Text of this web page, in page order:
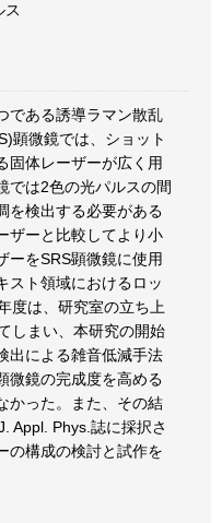
ス
である誘導ラマン散乱
顕微鏡では、ショット
固体レーザーが広く用
では2色の光パルスの間
を検出する必要がある
ザーと比較してより小
ーをSRS顕微鏡に使用
スト領域におけるロッ
度は、研究室の立ち上
しまい、本研究の開始
出による雑音低減手法
微鏡の完成度を高める
かった。また、その結
Appl. Phys.誌に採択さ
の構成の検討と試作を